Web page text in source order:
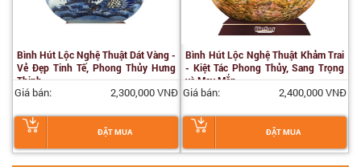
Bình Hút Lộc Nghệ Thuật Dát Vàng -
Vẻ Đẹp Tinh Tế, Phong Thủy Hưng
Thịnh
Giá bán: 2,300,000 VNĐ
ĐẶT MUA
Bình Hút Lộc Nghệ Thuật Khảm Trai
- Kiệt Tác Phong Thủy, Sang Trọng
và May Mắn
Giá bán: 2,400,000 VNĐ
ĐẶT MUA